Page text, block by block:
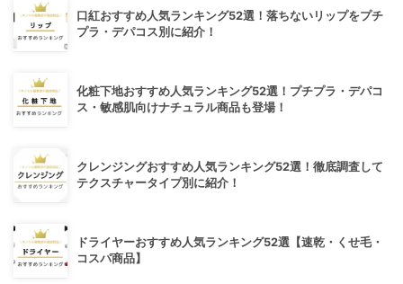
口紅おすすめ人気ランキング52選！落ちないリップをプチ
プラ・デパコス別に紹介！
化粧下地おすすめ人気ランキング52選！プチプラ・デパコ
ス・敏感肌向けナチュラル商品も登場！
クレンジングおすすめ人気ランキング52選！徹底調査して
テクスチャータイプ別に紹介！
ドライヤーおすすめ人気ランキング52選【速乾・くせ毛・
コスパ商品】